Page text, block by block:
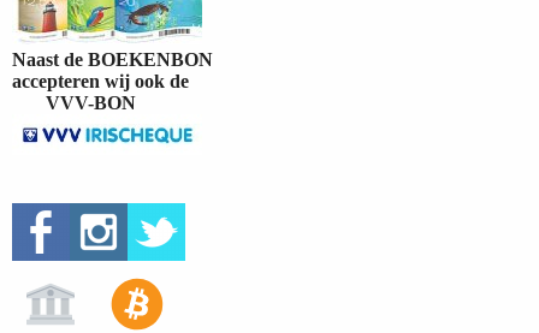
Naast de BOEKENBON
accepteren wij ook de
VVV-BON